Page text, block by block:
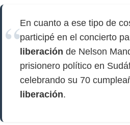
En cuanto a ese tipo de
participé en el concierto
liberación de Nelson
prisionero político en
celebrando su 70
liberación.